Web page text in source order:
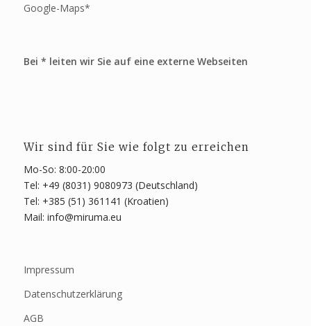
Google-Maps*
Bei * leiten wir Sie auf eine externe Webseiten
Wir sind für Sie wie folgt zu erreichen
Mo-So: 8:00-20:00
Tel: +49 (8031) 9080973 (Deutschland)
Tel: +385 (51) 361141 (Kroatien)
Mail: info@miruma.eu
Impressum
Datenschutzerklärung
AGB